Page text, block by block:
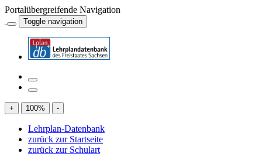
Portalübergreifende Navigation
Toggle navigation
+ 100% -
Lehrplan-Datenbank
zurück zur Startseite
zurück zur Schulart